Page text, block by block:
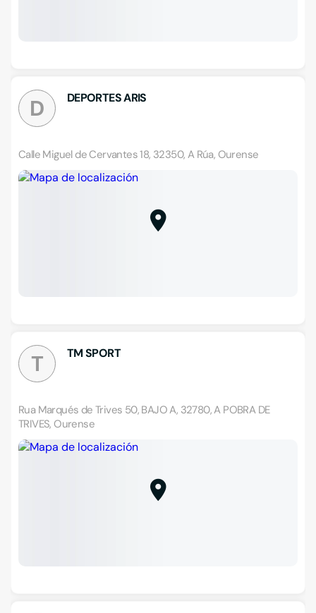
D DEPORTES ARIS
Calle Miguel de Cervantes 18, 32350, A Rúa, Ourense
T TM SPORT
Rua Marqués de Trives 50, BAJO A, 32780, A POBRA DE
TRIVES, Ourense